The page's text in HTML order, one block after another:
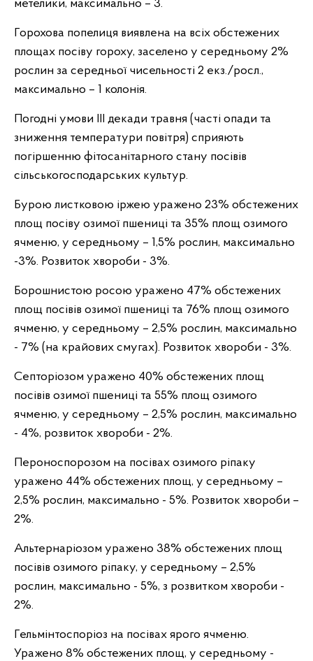
метелики, максимально – 3.
Горохова попелиця виявлена на всіх обстежених
площах посіву гороху, заселено у середньому 2%
рослин за середньої чисельності 2 екз./росл.,
максимально – 1 колонія.
Погодні умови ІІІ декади травня (часті опади та
зниження температури повітря) сприяють
погіршенню фітосанітарного стану посівів
сільськогосподарських культур.
Бурою листковою іржею уражено 23% обстежених
площ посіву озимої пшениці та 35% площ озимого
ячменю, у середньому – 1,5% рослин, максимально
-3%. Розвиток хвороби - 3%.
Борошнистою росою уражено 47% обстежених
площ посівів озимої пшениці та 76% площ озимого
ячменю, у середньому – 2,5% рослин, максимально
- 7% (на крайових смугах). Розвиток хвороби - 3%.
Септоріозом уражено 40% обстежених площ
посівів озимої пшениці та 55% площ озимого
ячменю, у середньому – 2,5% рослин, максимально
- 4%, розвиток хвороби - 2%.
Пероноспорозом на посівах озимого ріпаку
уражено 44% обстежених площ, у середньому –
2,5% рослин, максимально - 5%. Розвиток хвороби –
2%.
Альтернаріозом уражено 38% обстежених площ
посівів озимого ріпаку, у середньому – 2,5%
рослин, максимально - 5%, з розвитком хвороби -
2%.
Гельмінтоспоріоз на посівах ярого ячменю.
Уражено 8% обстежених площ, у середньому -